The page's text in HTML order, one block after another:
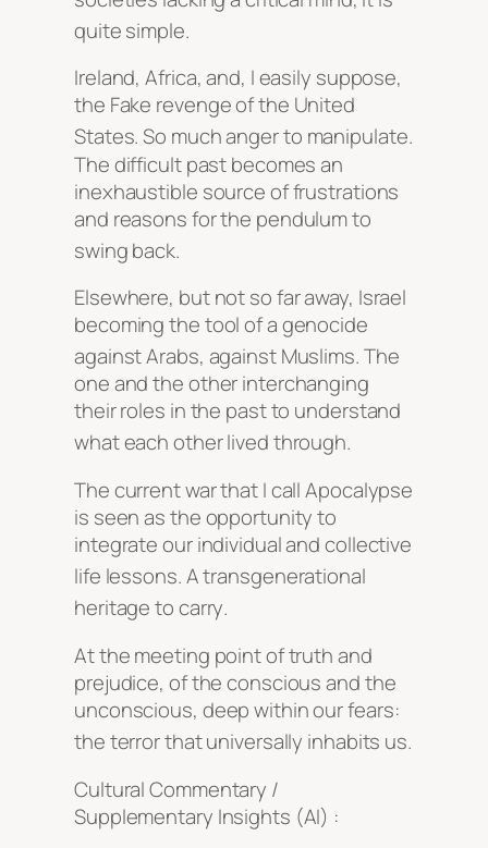
quite simple.
Ireland, Africa, and, I easily suppose,
the Fake revenge of the United
States. So much anger to manipulate.
The difficult past becomes an
inexhaustible source of frustrations
and reasons for the pendulum to
swing back.
Elsewhere, but not so far away, Israel
becoming the tool of a genocide
against Arabs, against Muslims. The
one and the other interchanging
their roles in the past to understand
what each other lived through.
The current war that I call Apocalypse
is seen as the opportunity to
integrate our individual and collective
life lessons. A transgenerational
heritage to carry.
At the meeting point of truth and
prejudice, of the conscious and the
unconscious, deep within our fears:
the terror that universally inhabits us.
Cultural Commentary /
Supplementary Insights (AI) :